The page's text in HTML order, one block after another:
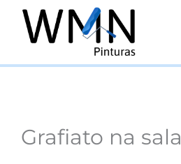
Grafiato na sala